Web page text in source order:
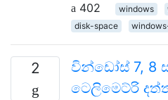
402
windows
disk-space
2
වින්ඩෝස් 7, 8
ටෙලිමෙට්රි